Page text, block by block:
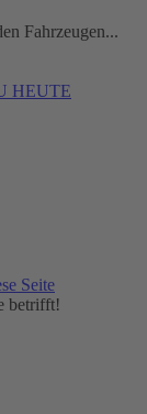
Fahrzeugen...
HEUTE
Seite
betrifft!